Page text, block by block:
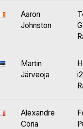
Aaron
Johnston
Martin
Järveoja
Alexandre
Coria